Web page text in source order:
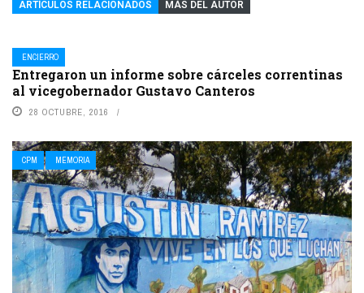
ARTÍCULOS RELACIONADOS MÁS DEL AUTOR
ENCIERRO
Entregaron un informe sobre cárceles correntinas
al vicegobernador Gustavo Canteros
28 OCTUBRE, 2016
CPM MEMORIA